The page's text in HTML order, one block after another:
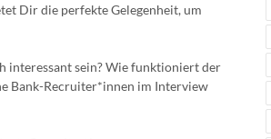
Dir die perfekte Gelegenheit, um
interessant sein? Wie funktioniert der
Bank-Recruiter*innen im Interview